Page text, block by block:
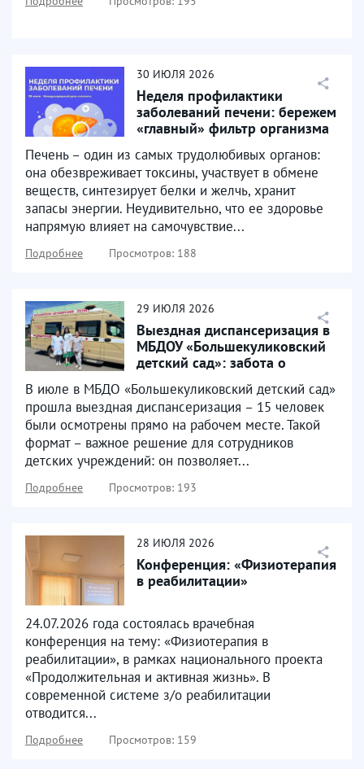
30 ИЮЛЯ 2026
Неделя профилактики
заболеваний печени: бережем
«главный» фильтр организма
Печень – один из самых трудолюбивых органов:
она обезвреживает токсины, участвует в обмене
веществ, синтезирует белки и желчь, хранит
запасы энергии. Неудивительно, что ее здоровье
напрямую влияет на самочувствие...
Подробнее Просмотров: 188
29 ИЮЛЯ 2026
Выездная диспансеризация в
МБДОУ «Большекуликовский
детский сад»: забота о
В июле в МБДО «Большекуликовский детский сад»
прошла выездная диспансеризация – 15 человек
были осмотрены прямо на рабочем месте. Такой
формат – важное решение для сотрудников
детских учреждений: он позволяет...
Подробнее Просмотров: 193
28 ИЮЛЯ 2026
Конференция: «Физиотерапия
в реабилитации»
24.07.2026 года состоялась врачебная
конференция на тему: «Физиотерапия в
реабилитации», в рамках национального проекта
«Продолжительная и активная жизнь». В
современной системе з/о реабилитации
отводится...
Подробнее Просмотров: 159